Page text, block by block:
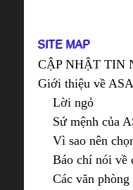
SITE MAP
CẬP NHẬT TIN
Giới thiệu về ASA
Lời ngỏ
Sứ mệnh của
Vì sao nên
Báo chí nói về
Các văn phòng